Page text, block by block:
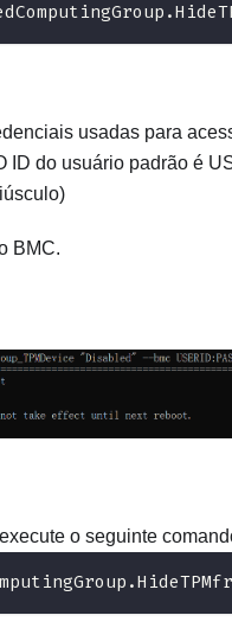
usadas para
ID do usuário padrão é
BMC.
o seguinte